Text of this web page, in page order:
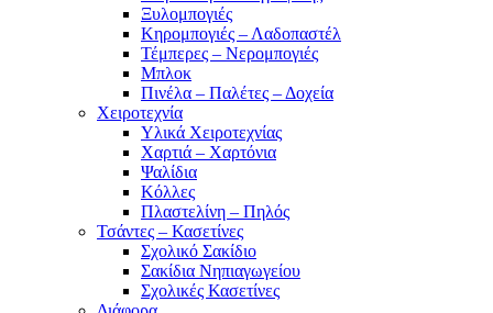
Ξυλομπογιές
Κηρομπογιές – Λαδοπαστέλ
Τέμπερες – Νερομπογιές
Μπλοκ
Πινέλα – Παλέτες – Δοχεία
Χειροτεχνία
Υλικά Χειροτεχνίας
Χαρτιά – Χαρτόνια
Ψαλίδια
Κόλλες
Πλαστελίνη – Πηλός
Τσάντες – Κασετίνες
Σχολικό Σακίδιο
Σακίδια Νηπιαγωγείου
Σχολικές Κασετίνες